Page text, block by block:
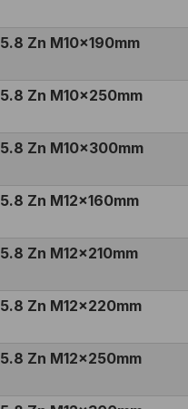
Zn M10x190mm
Zn M10x250mm
Zn M10x300mm
Zn M12x160mm
Zn M12x210mm
Zn M12x220mm
Zn M12x250mm